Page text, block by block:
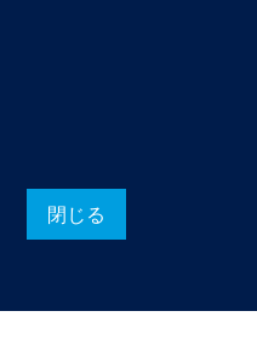
閉じる